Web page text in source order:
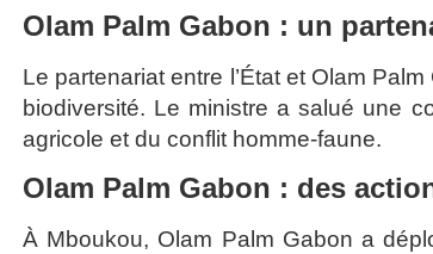
Olam Palm Gabon : un
Le partenariat entre l’État et Olam
biodiversité. Le ministre a salué une
agricole et du conflit homme-faune.
Olam Palm Gabon : des
À Mboukou, Olam Palm Gabon a